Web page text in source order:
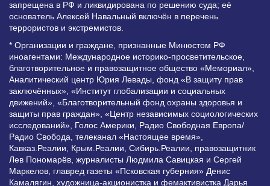
запрещена в РФ и ликвидирована по решению суда; её
основатель Алексей Навальный включён в перечень
террористов и экстремистов.
* Организации и граждане, признанные Минюстом РФ
иноагентами: Международное историко-просветительское,
благотворительное и правозащитное общество «Мемориал»,
Аналитический центр Юрия Левады, фонд «В защиту прав
заключённых», «Институт глобализации и социальных
движений», «Благотворительный фонд охраны здоровья и
защиты прав граждан», «Центр независимых социологических
исследований», Голос Америки, Радио Свободная Европа/
Радио Свобода, телеканал «Настоящее время»,
Кавказ.Реалии, Крым.Реалии, Сибирь.Реалии, правозащитник
Лев Пономарёв, журналисты Людмила Савицкая и Сергей
Маркелов, главред газеты «Псковская губерния» Денис
Камалягин, художница-акционистка и фемактивистка Дарья